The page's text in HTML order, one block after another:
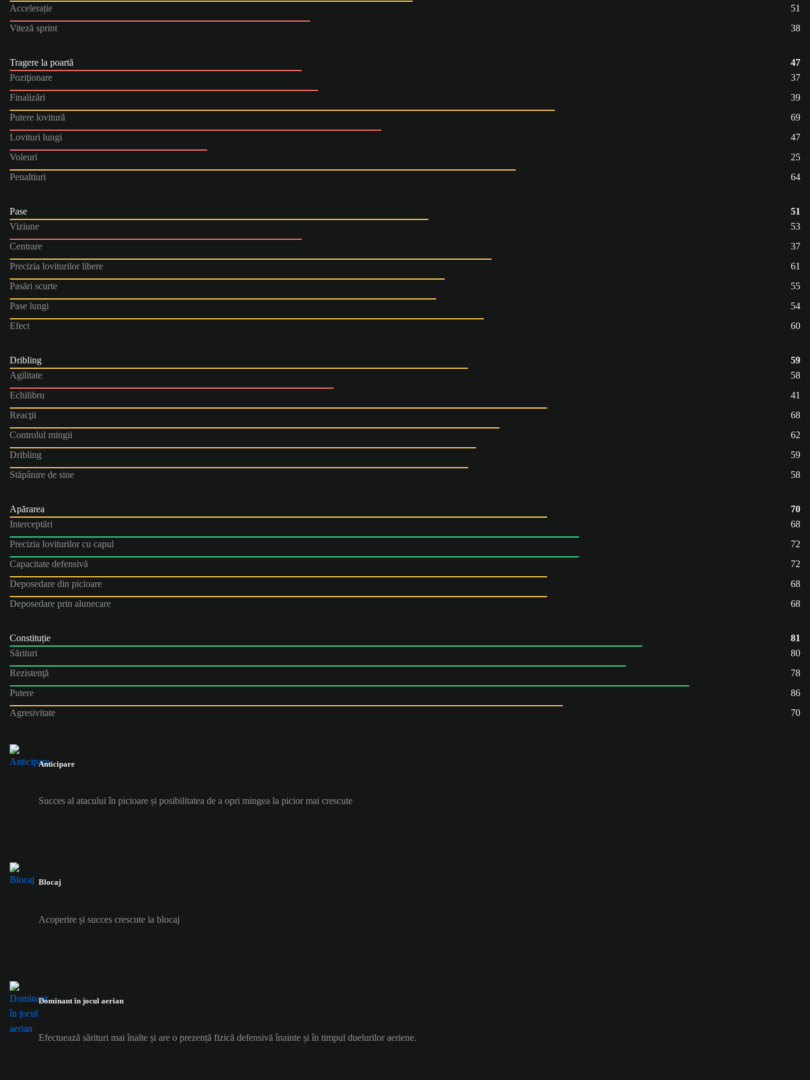
Accelerație
51
Viteză sprint
38
Tragere la poartă
47
Poziţionare
37
Finalizări
39
Putere lovitură
69
Lovituri lungi
47
Voleuri
25
Penaltiuri
64
Pase
51
Viziune
53
Centrare
37
Precizia loviturilor libere
61
Pasări scurte
55
Pase lungi
54
Efect
60
Dribling
59
Agilitate
58
Echilibru
41
Reacţii
68
Controlul mingii
62
Dribling
59
Stăpânire de sine
58
Apărarea
70
Interceptări
68
Precizia loviturilor cu capul
72
Capacitate defensivă
72
Deposedare din picioare
68
Deposedare prin alunecare
68
Constituție
81
Sărituri
80
Rezistenţă
78
Putere
86
Agresivitate
70
Anticipare
Succes al atacului în picioare și posibilitatea de a opri mingea la picior mai crescute
Blocaj
Acoperire și succes crescute la blocaj
Dominant în jocul aerian
Efectuează sărituri mai înalte și are o prezență fizică defensivă înainte și în timpul duelurilor aeriene.